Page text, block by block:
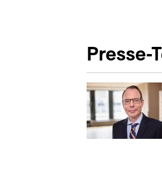
Presse-